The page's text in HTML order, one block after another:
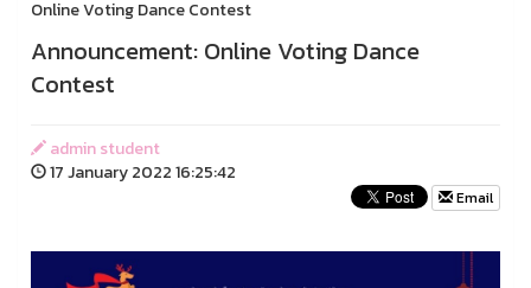
Online Voting Dance Contest
Announcement: Online Voting Dance
Contest
admin student
17 January 2022 16:25:42
Email